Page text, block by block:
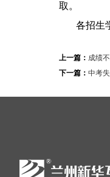
取。
各招生
上一篇： 成绩
下一篇： 中考